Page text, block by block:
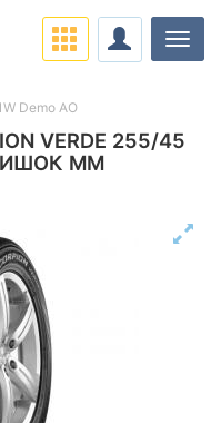
VERDE 255/45
ММ
Demo AO